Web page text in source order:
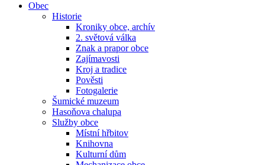
Obec
Historie
Kroniky obce, archív
2. světová válka
Znak a prapor obce
Zajímavosti
Kroj a tradice
Pověsti
Fotogalerie
Šumické muzeum
Hasoňova chalupa
Služby obce
Místní hřbitov
Knihovna
Kulturní dům